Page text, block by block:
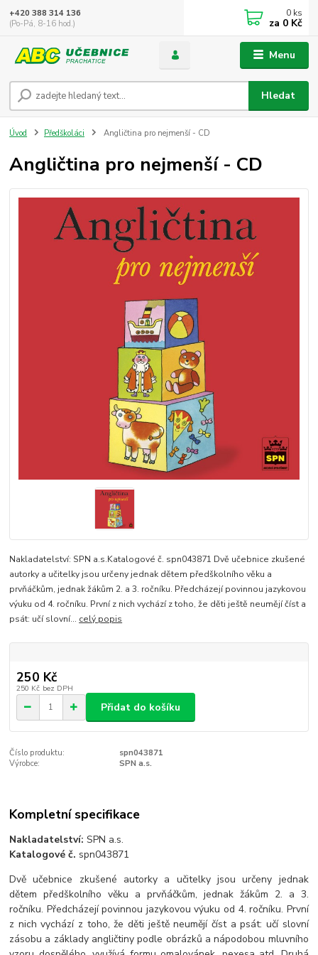
Menu
Hledat
+420 388 314 136
(Po-Pá, 8-16 hod.)
0 ks
za 0 Kč
Úvod Předškoláci Angličtina pro nejmenší - CD
Angličtina pro nejmenší - CD
Nakladatelství: SPN a.s.Katalogové č. spn043871 Dvě učebnice zkušené
autorky a učitelky jsou určeny jednak dětem předškolního věku a
prvňáčkům, jednak žákům 2. a 3. ročníku. Předcházejí povinnou jazykovou
výuku od 4. ročníku. První z nich vychází z toho, že děti ještě neumějí číst a
psát: učí slovní... celý popis
250 Kč
250 Kč bez DPH
Přidat do košíku
Číslo produktu:
spn043871
Výrobce:
SPN a.s.
Kompletní specifikace
Nakladatelství:SPN a.s.
Katalogové č. spn043871
Dvě učebnice zkušené autorky a učitelky jsou určeny jednak
dětem předškolního věku a prvňáčkům, jednak žákům 2. a 3.
ročníku. Předcházejí povinnou jazykovou výuku od 4. ročníku. První
z nich vychází z toho, že děti ještě neumějí číst a psát: učí slovní
zásobu a základy angličtiny podle obrázků a nápodobou mluvního